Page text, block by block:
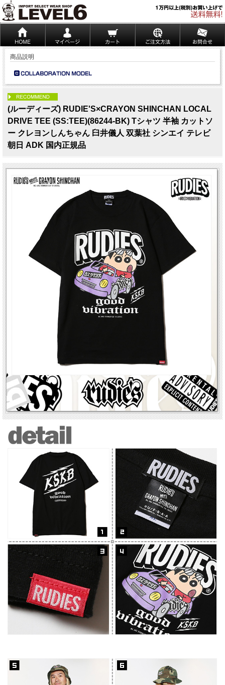
商品説明
(ルーディーズ) RUDIE'S×CRAYON SHINCHAN LOCAL
DRIVE TEE (SS:TEE)(86244-BK) Tシャツ 半袖 カットソ
ー クレヨンしんちゃん 臼井儀人 双葉社 シンエイ テレビ
朝日 ADK 国内正規品